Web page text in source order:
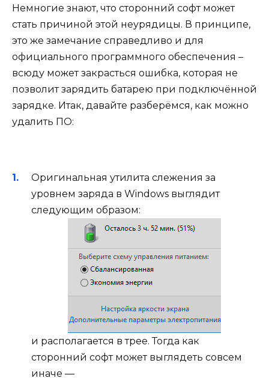
Немногие знают, что сторонний софт может
стать причиной этой неурядицы. В принципе,
это же замечание справедливо и для
официального программного обеспечения –
всюду может закрасться ошибка, которая не
позволит зарядить батарею при подключённой
зарядке. Итак, давайте разберёмся, как можно
удалить ПО:
Оригинальная утилита слежения за
уровнем заряда в Windows выглядит
следующим образом:
и располагается в трее. Тогда как
сторонний софт может выглядеть совсем
иначе —